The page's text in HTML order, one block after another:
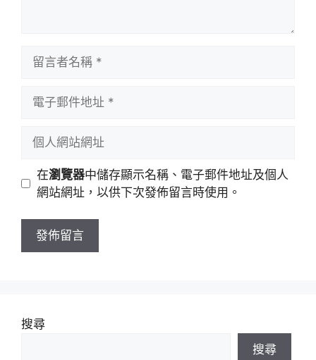
址
站
址
在瀏覽器中儲存顯示名稱、電子郵件地址及個人
網站網址，以供下次發佈留言時使用。
搜尋
搜尋